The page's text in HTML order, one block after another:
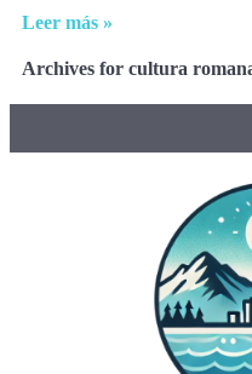
Leer más »
Archives for cultura